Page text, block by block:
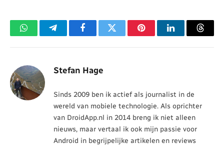
WhatsAppTelegramFacebookTwitter PinterestLinkedIn
Stefan Hage
Sinds 2009 ben ik actief als journalist in de
wereld van mobiele technologie. Als oprichter
van DroidApp.nl in 2014 breng ik niet alleen
nieuws, maar vertaal ik ook mijn passie voor
Android in begrijpelijke artikelen en reviews